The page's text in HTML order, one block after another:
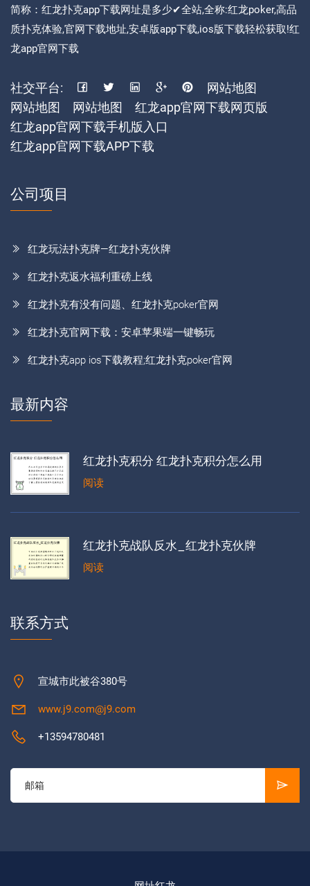
简称：红龙扑克app下载网址是多少✔全站,全称:红龙poker,高品
质扑克体验,官网下载地址,安卓版app下载,ios版下载轻松获取!红
龙app官网下载
社交平台:
网站地图
网站地图
网站地图
红龙app官网下载网页版
红龙app官网下载手机版入口
红龙app官网下载APP下载
公司项目
红龙玩法扑克牌—红龙扑克伙牌
红龙扑克返水福利重磅上线
红龙扑克有没有问题、红龙扑克poker官网
红龙扑克官网下载：安卓苹果端一键畅玩
红龙扑克app ios下载教程;红龙扑克poker官网
最新内容
红龙扑克积分 红龙扑克积分怎么用
阅读
红龙扑克战队反水_红龙扑克伙牌
阅读
联系方式
宣城市此被谷380号
www.j9.com@j9.com
+13594780481